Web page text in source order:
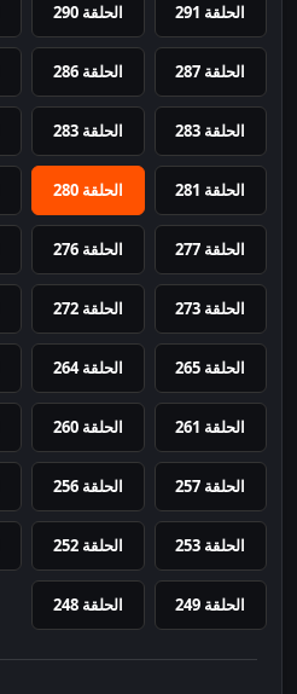
الحلقة 291 الحلقة 290
الحلقة 287 الحلقة 286
الحلقة 283 الحلقة 283
الحلقة 281 الحلقة 280
الحلقة 277 الحلقة 276
الحلقة 273 الحلقة 272
الحلقة 265 الحلقة 264
الحلقة 261 الحلقة 260
الحلقة 257 الحلقة 256
الحلقة 253 الحلقة 252
الحلقة 249 الحلقة 248